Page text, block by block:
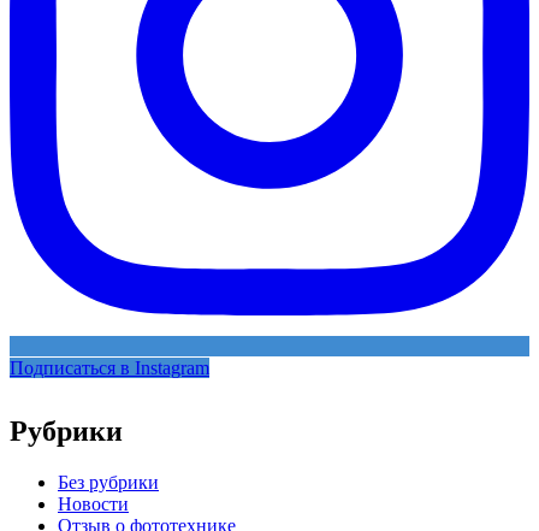
Подписаться в Instagram
Рубрики
Без рубрики
Новости
Отзыв о фототехнике